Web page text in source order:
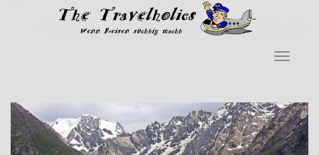
Skip to main content